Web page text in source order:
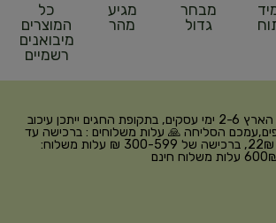
מבחר
גדול
מגיע
מהר
כל
המוצרים
מיבואנים
רשמיים
שירות משלוחים לכל הארץ 2-6 ימי עסקים, בתקופת החגים ייתכן עיכוב
נוספים,עמכם הסליחה 🙏 עלות משלוחים : ברכישה עד
299₪ עלות משלוח 22₪, ברכישה של 300-599 ₪ עלות משלוח: